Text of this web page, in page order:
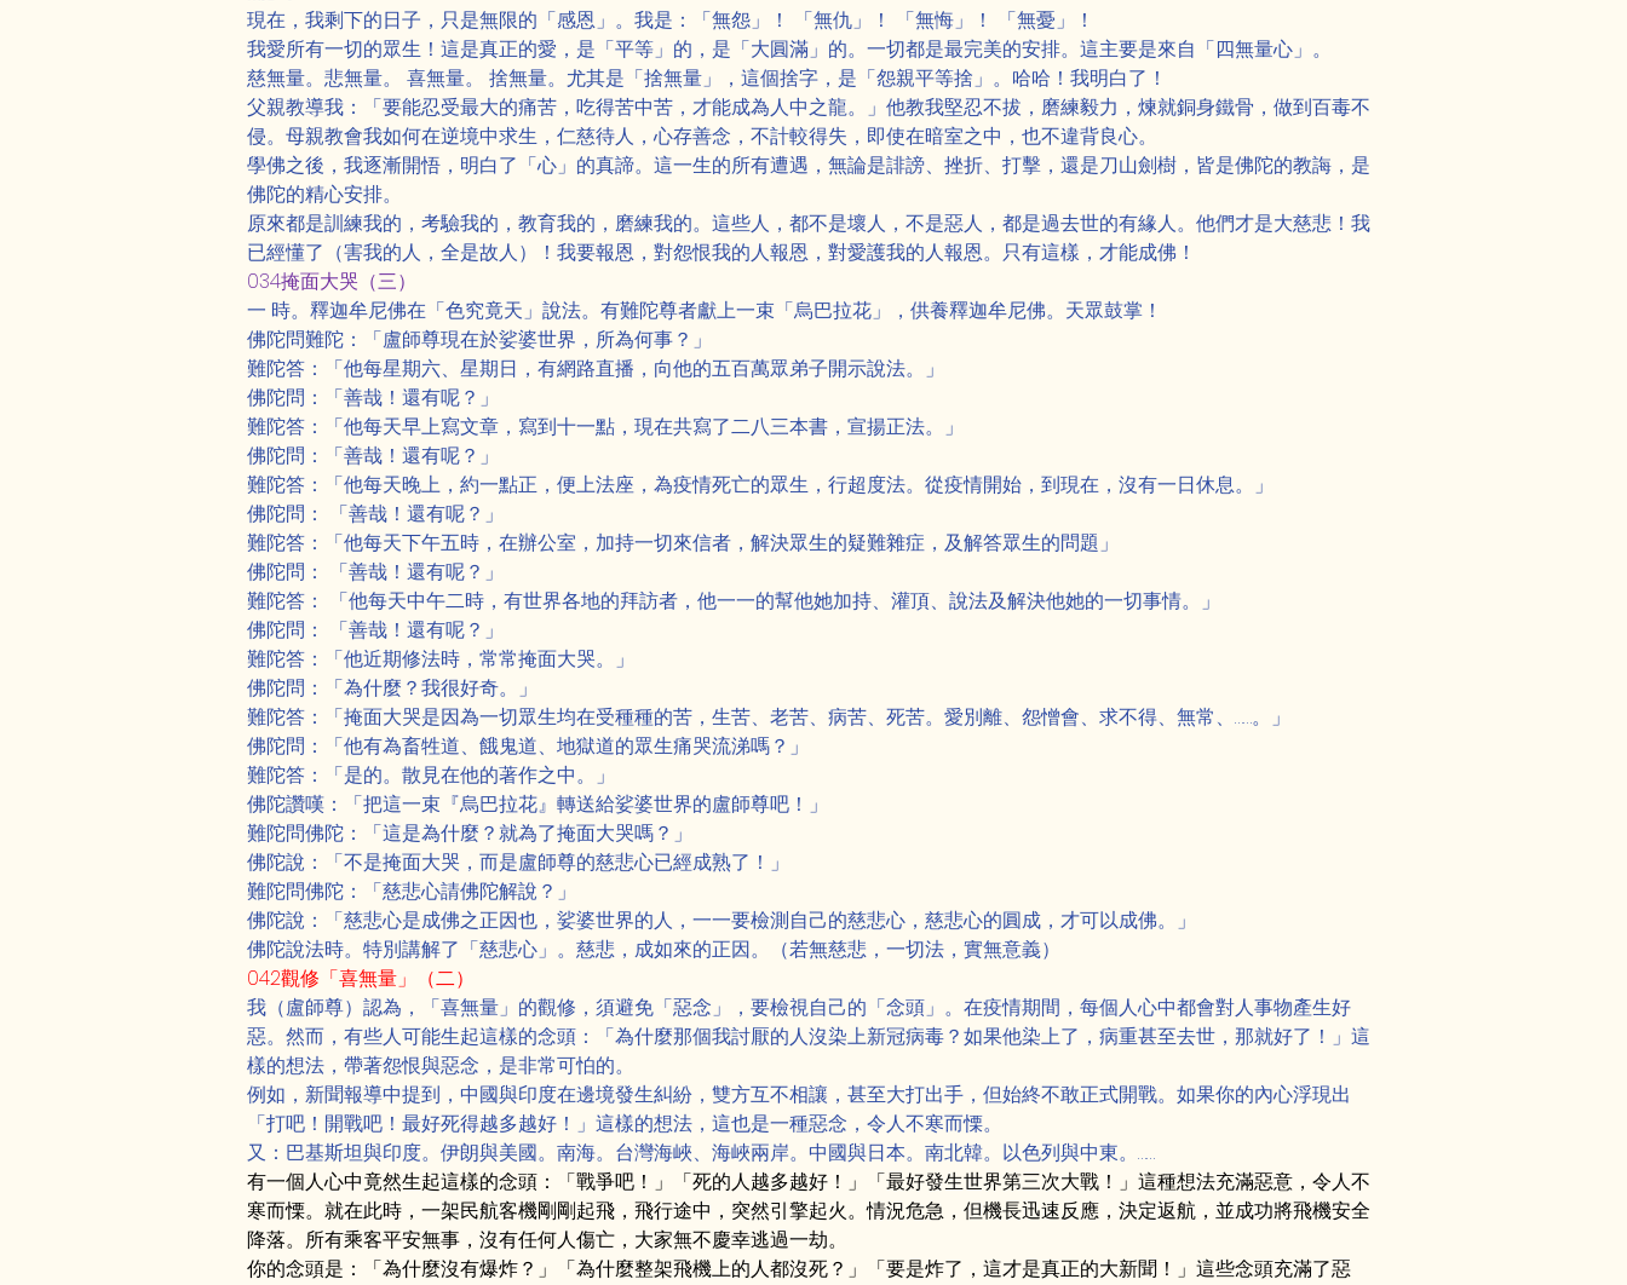
現在，我剩下的日子，只是無限的「感恩」。我是：「無怨」！ 「無仇」！ 「無悔」！ 「無憂」！
我愛所有一切的眾生！這是真正的愛，是「平等」的，是「大圓滿」的。一切都是最完美的安排。這主要是來自「四無量心」。
慈無量。悲無量。 喜無量。 捨無量。尤其是「捨無量」，這個捨字，是「怨親平等捨」。哈哈！我明白了！
父親教導我：「要能忍受最大的痛苦，吃得苦中苦，才能成為人中之龍。」他教我堅忍不拔，磨練毅力，煉就銅身鐵骨，做到百毒不
侵。母親教會我如何在逆境中求生，仁慈待人，心存善念，不計較得失，即使在暗室之中，也不違背良心。
學佛之後，我逐漸開悟，明白了「心」的真諦。這一生的所有遭遇，無論是誹謗、挫折、打擊，還是刀山劍樹，皆是佛陀的教誨，是
佛陀的精心安排。
原來都是訓練我的，考驗我的，教育我的，磨練我的。這些人，都不是壞人，不是惡人，都是過去世的有緣人。他們才是大慈悲！我
已經懂了（害我的人，全是故人）！我要報恩，對怨恨我的人報恩，對愛護我的人報恩。只有這樣，才能成佛！
034掩面大哭（三）
一 時。釋迦牟尼佛在「色究竟天」說法。有難陀尊者獻上一束「烏巴拉花」，供養釋迦牟尼佛。天眾鼓掌！
佛陀問難陀：「盧師尊現在於娑婆世界，所為何事？」
難陀答：「他每星期六、星期日，有網路直播，向他的五百萬眾弟子開示說法。」
佛陀問：「善哉！還有呢？」
難陀答：「他每天早上寫文章，寫到十一點，現在共寫了二八三本書，宣揚正法。」
佛陀問：「善哉！還有呢？」
難陀答：「他每天晚上，約一點正，便上法座，為疫情死亡的眾生，行超度法。從疫情開始，到現在，沒有一日休息。」
佛陀問： 「善哉！還有呢？」
難陀答：「他每天下午五時，在辦公室，加持一切來信者，解決眾生的疑難雜症，及解答眾生的問題」
佛陀問： 「善哉！還有呢？」
難陀答： 「他每天中午二時，有世界各地的拜訪者，他一一的幫他她加持、灌頂、說法及解決他她的一切事情。」
佛陀問： 「善哉！還有呢？」
難陀答：「他近期修法時，常常掩面大哭。」
佛陀問：「為什麼？我很好奇。」
難陀答：「掩面大哭是因為一切眾生均在受種種的苦，生苦、老苦、病苦、死苦。愛別離、怨憎會、求不得、無常、……。」
佛陀問：「他有為畜牲道、餓鬼道、地獄道的眾生痛哭流涕嗎？」
難陀答：「是的。散見在他的著作之中。」
佛陀讚嘆：「把這一束『烏巴拉花』轉送給娑婆世界的盧師尊吧！」
難陀問佛陀：「這是為什麼？就為了掩面大哭嗎？」
佛陀說：「不是掩面大哭，而是盧師尊的慈悲心已經成熟了！」
難陀問佛陀：「慈悲心請佛陀解說？」
佛陀說：「慈悲心是成佛之正因也，娑婆世界的人，一一要檢測自己的慈悲心，慈悲心的圓成，才可以成佛。」
佛陀說法時。特別講解了「慈悲心」。慈悲，成如來的正因。（若無慈悲，一切法，實無意義）
042觀修「喜無量」（二）
我（盧師尊）認為，「喜無量」的觀修，須避免「惡念」，要檢視自己的「念頭」。在疫情期間，每個人心中都會對人事物產生好
惡。然而，有些人可能生起這樣的念頭：「為什麼那個我討厭的人沒染上新冠病毒？如果他染上了，病重甚至去世，那就好了！」這
樣的想法，帶著怨恨與惡念，是非常可怕的。
例如，新聞報導中提到，中國與印度在邊境發生糾紛，雙方互不相讓，甚至大打出手，但始終不敢正式開戰。如果你的內心浮現出
「打吧！開戰吧！最好死得越多越好！」這樣的想法，這也是一種惡念，令人不寒而慄。
又：巴基斯坦與印度。伊朗與美國。南海。台灣海峽、海峽兩岸。中國與日本。南北韓。以色列與中東。……
有一個人心中竟然生起這樣的念頭：「戰爭吧！」「死的人越多越好！」「最好發生世界第三次大戰！」這種想法充滿惡意，令人不
寒而慄。就在此時，一架民航客機剛剛起飛，飛行途中，突然引擎起火。情況危急，但機長迅速反應，決定返航，並成功將飛機安全
降落。所有乘客平安無事，沒有任何人傷亡，大家無不慶幸逃過一劫。
你的念頭是：「為什麼沒有爆炸？」「為什麼整架飛機上的人都沒死？」「要是炸了，這才是真正的大新聞！」這些念頭充滿了惡